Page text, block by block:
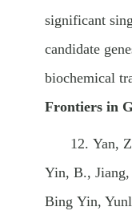
significant
candidate
biochemical
Frontiers in
12. Yan,
Yin, B., Jiang,
Bing Yin, Y